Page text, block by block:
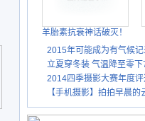
羊胎素抗衰神话破灭！
2015年可能成为有气候
立夏穿冬装 气温降至零下
2014四季摄影大赛年度
【手机摄影】拍拍早晨的